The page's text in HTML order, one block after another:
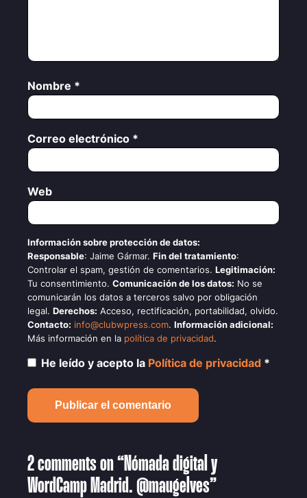
Nombre *
Correo electrónico *
Web
Información sobre protección de datos:
Responsable: Jaime Gármar. Fin del tratamiento:
Controlar el spam, gestión de comentarios. Legitimación:
Tu consentimiento. Comunicación de los datos: No se
comunicarán los datos a terceros salvo por obligación
legal. Derechos: Acceso, rectificación, portabilidad, olvido.
Contacto: info@clubwpress.com. Información adicional:
Más información en la política de privacidad.
He leído y acepto la Política de privacidad *
2 comments on “Nómada digital y
WordCamp Madrid. @maugelves”